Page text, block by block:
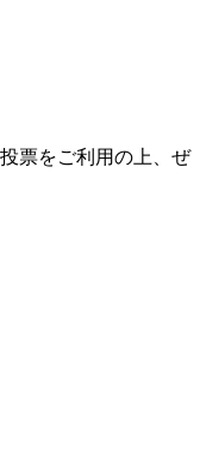
票をご利用の上、ぜ